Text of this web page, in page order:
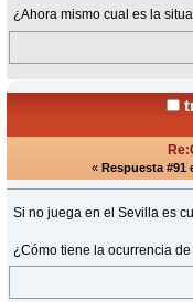
¿Ahora mismo cual es la
« Respuesta #91
Si no juega en el Sevilla es
¿Cómo tiene la ocurrencia